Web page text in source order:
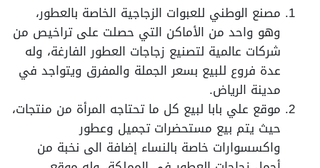
مصنع الوطني للعبوات الزجاجية الخاصة بالعطور،
وهو واحد من الأماكن التي حصلت على تراخيص من
شركات عالمية لتصنيع زجاجات العطور الفارغة، وله
عدة فروع للبيع بسعر الجملة والمفرق ويتواجد في
مدينة الرياض.
موقع علي بابا لبيع كل ما تحتاجه المرأة من منتجات،
حيث يتم بيع مستحضرات تجميل وعطور
واكسسوارات خاصة بالنساء إضافة الى نخبة من